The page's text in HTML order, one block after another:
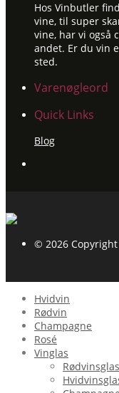
Hos Vinbutler
vine, til super
vine, har vi også
andet. Er du vin
sted.
Varenøgleord
Quick Links
Blog
© 2026
Hvidvin
Rødvin
Champagne
Rosé
Vinglas
Rødvinsglas